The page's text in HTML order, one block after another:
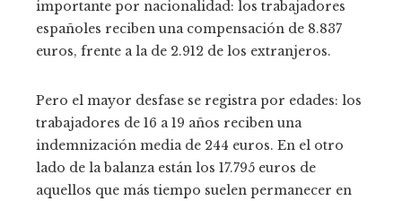
importante por nacionalidad: los trabajadores
españoles reciben una compensación de 8.837
euros, frente a la de 2.912 de los extranjeros.
Pero el mayor desfase se registra por edades: los
trabajadores de 16 a 19 años reciben una
indemnización media de 244 euros. En el otro
lado de la balanza están los 17.795 euros de
aquellos que más tiempo suelen permanecer en